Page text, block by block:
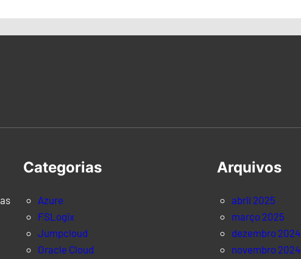
Categorias
Azure
FSLogix
Jumpcloud
Oracle Cloud
Arquivos
abril 2025
março 2025
dezembro 2024
novembro 2024